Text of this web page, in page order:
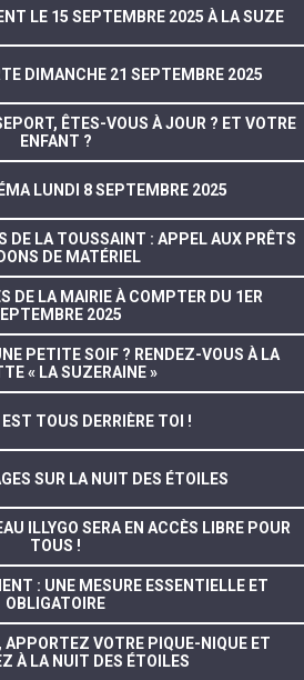
LE 15 SEPTEMBRE 2025 À LA SUZE
DIMANCHE 21 SEPTEMBRE 2025
ÊTES-VOUS À JOUR ? ET VOTRE
ENFANT ?
LUNDI 8 SEPTEMBRE 2025
DE LA TOUSSAINT : APPEL AUX PRÊTS
DE MATÉRIEL
DE LA MAIRIE À COMPTER DU 1ER
2025
PETITE SOIF ? RENDEZ-VOUS À LA
« LA SUZERAINE »
CANDY, ON EST TOUS DERRIÈRE TOI !
SUR LA NUIT DES ÉTOILES
ILLYGO SERA EN ACCÈS LIBRE POUR
TOUS !
: UNE MESURE ESSENTIELLE ET
OBLIGATOIRE
VOTRE PIQUE-NIQUE ET
À LA NUIT DES ÉTOILES